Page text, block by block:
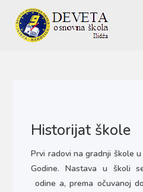
Historijat škole
Prvi radovi na gradnji škole
Godine. Nastava u školi
odine a, prema očuvanoj